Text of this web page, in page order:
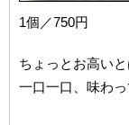
1個／750円
ちょっとお高い
一口一口、味わっ